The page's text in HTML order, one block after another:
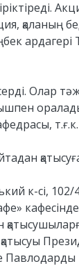
қаланың
Олар
к-сі, 102/